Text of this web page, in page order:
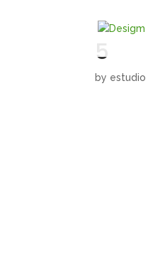
5
by estudio